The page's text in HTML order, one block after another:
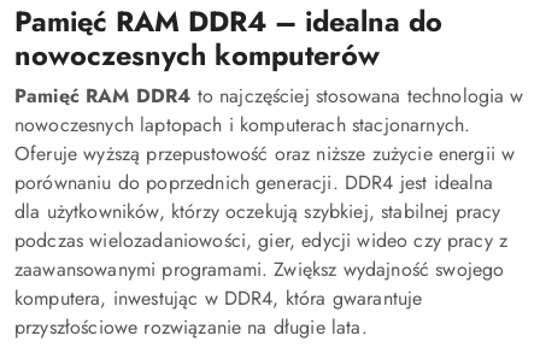
Pamięć RAM DDR4 – idealna do
nowoczesnych komputerów
Pamięć RAM DDR4 to najczęściej stosowana technologia w
nowoczesnych laptopach i komputerach stacjonarnych.
Oferuje wyższą przepustowość oraz niższe zużycie energii w
porównaniu do poprzednich generacji. DDR4 jest idealna
dla użytkowników, którzy oczekują szybkiej, stabilnej pracy
podczas wielozadaniowości, gier, edycji wideo czy pracy z
zaawansowanymi programami. Zwiększ wydajność swojego
komputera, inwestując w DDR4, która gwarantuje
przyszłościowe rozwiązanie na długie lata.